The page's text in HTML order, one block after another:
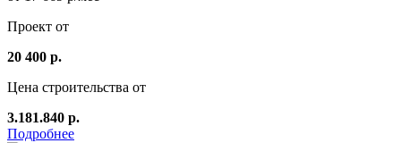
Проект от
20 400 р.
Цена строительства от
3.181.840 р.
Подробнее